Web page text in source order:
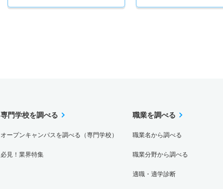
専門学校を調べる
オープンキャンパスを調べる（専門学校）
必見！業界特集
職業を調べる
職業名から調べる
職業分野から調べる
適職・適学診断